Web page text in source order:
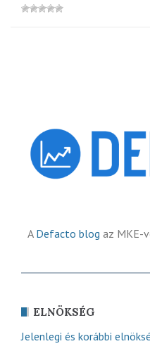
A Defacto blog az MKE-
ELNÖKSÉG
Jelenlegi és korábbi